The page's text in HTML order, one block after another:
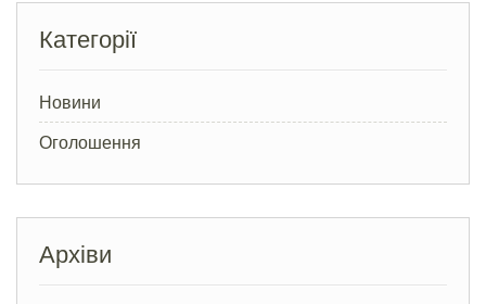
Категорії
Новини
Оголошення
Архіви